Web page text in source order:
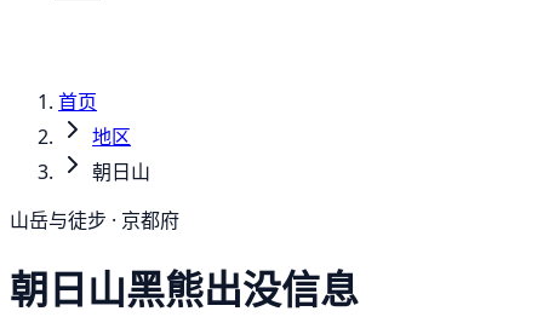
首页
地区
朝日山
山岳与徒步 · 京都府
朝日山黑熊出没信息